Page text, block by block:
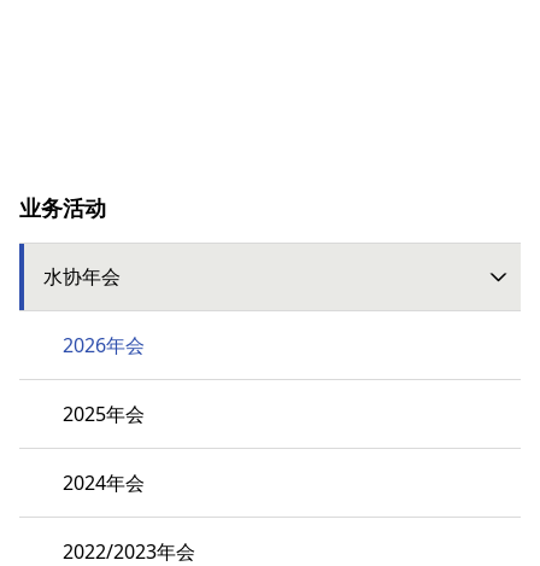
业务活动
水协年会
2026年会
2025年会
2024年会
2022/2023年会